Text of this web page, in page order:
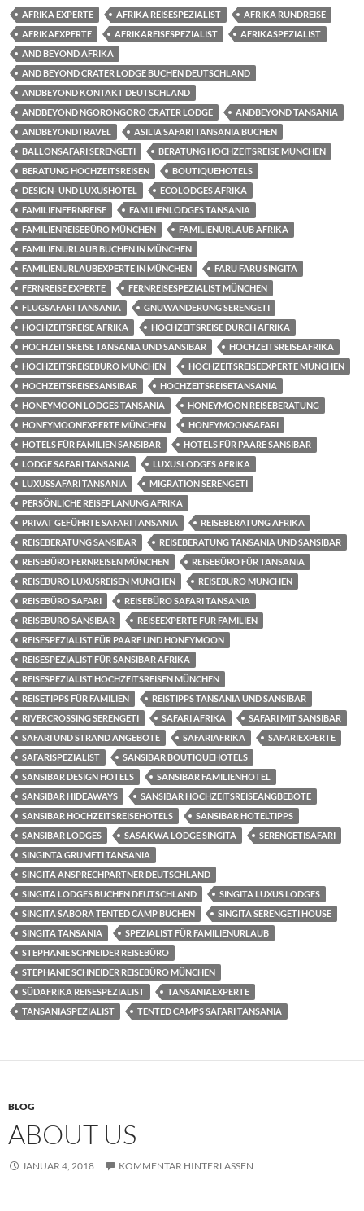
AFRIKA EXPERTE AFRIKA REISESPEZIALIST
AFRIKA RUNDREISE
AFRIKAEXPERTE
AFRIKAREISESPEZIALIST
AFRIKASPEZIALIST
AND BEYOND AFRIKA
AND BEYOND CRATER LODGE BUCHEN DEUTSCHLAND
ANDBEYOND KONTAKT DEUTSCHLAND
ANDBEYOND NGORONGORO CRATER LODGE
ANDBEYOND TANSANIA
ANDBEYONDTRAVEL
ASILIA SAFARI TANSANIA BUCHEN
BALLONSAFARI SERENGETI
BERATUNG HOCHZEITSREISE MÜNCHEN
BERATUNG HOCHZEITSREISEN
BOUTIQUEHOTELS
DESIGN- UND LUXUSHOTEL
ECOLODGES AFRIKA
FAMILIENFERNREISE
FAMILIENLODGES TANSANIA
FAMILIENREISEBÜRO MÜNCHEN
FAMILIENURLAUB AFRIKA
FAMILIENURLAUB BUCHEN IN MÜNCHEN
FAMILIENURLAUBEXPERTE IN MÜNCHEN
FARU FARU SINGITA
FERNREISE EXPERTE
FERNREISESPEZIALIST MÜNCHEN
FLUGSAFARI TANSANIA
GNUWANDERUNG SERENGETI
HOCHZEITSREISE AFRIKA
HOCHZEITSREISE DURCH AFRIKA
HOCHZEITSREISE TANSANIA UND SANSIBAR
HOCHZEITSREISEAFRIKA
HOCHZEITSREISEBÜRO MÜNCHEN
HOCHZEITSREISEEXPERTE MÜNCHEN
HOCHZEITSREISESANSIBAR
HOCHZEITSREISETANSANIA
HONEYMOON LODGES TANSANIA
HONEYMOON REISEBERATUNG
HONEYMOONEXPERTE MÜNCHEN
HONEYMOONSAFARI
HOTELS FÜR FAMILIEN SANSIBAR
HOTELS FÜR PAARE SANSIBAR
LODGE SAFARI TANSANIA
LUXUSLODGES AFRIKA
LUXUSSAFARI TANSANIA
MIGRATION SERENGETI
PERSÖNLICHE REISEPLANUNG AFRIKA
PRIVAT GEFÜHRTE SAFARI TANSANIA
REISEBERATUNG AFRIKA
REISEBERATUNG SANSIBAR
REISEBERATUNG TANSANIA UND SANSIBAR
REISEBÜRO FERNREISEN MÜNCHEN
REISEBÜRO FÜR TANSANIA
REISEBÜRO LUXUSREISEN MÜNCHEN
REISEBÜRO MÜNCHEN
REISEBÜRO SAFARI
REISEBÜRO SAFARI TANSANIA
REISEBÜRO SANSIBAR
REISEEXPERTE FÜR FAMILIEN
REISESPEZIALIST FÜR PAARE UND HONEYMOON
REISESPEZIALIST FÜR SANSIBAR AFRIKA
REISESPEZIALIST HOCHZEITSREISEN MÜNCHEN
REISETIPPS FÜR FAMILIEN
REISTIPPS TANSANIA UND SANSIBAR
RIVERCROSSING SERENGETI
SAFARI AFRIKA
SAFARI MIT SANSIBAR
SAFARI UND STRAND ANGEBOTE
SAFARIAFRIKA
SAFARIEXPERTE
SAFARISPEZIALIST
SANSIBAR BOUTIQUEHOTELS
SANSIBAR DESIGN HOTELS
SANSIBAR FAMILIENHOTEL
SANSIBAR HIDEAWAYS
SANSIBAR HOCHZEITSREISEANGBEBOTE
SANSIBAR HOCHZEITSREISEHOTELS
SANSIBAR HOTELTIPPS
SANSIBAR LODGES
SASAKWA LODGE SINGITA
SERENGETISAFARI
SINGINTA GRUMETI TANSANIA
SINGITA ANSPRECHPARTNER DEUTSCHLAND
SINGITA LODGES BUCHEN DEUTSCHLAND
SINGITA LUXUS LODGES
SINGITA SABORA TENTED CAMP BUCHEN
SINGITA SERENGETI HOUSE
SINGITA TANSANIA
SPEZIALIST FÜR FAMILIENURLAUB
STEPHANIE SCHNEIDER REISEBÜRO
STEPHANIE SCHNEIDER REISEBÜRO MÜNCHEN
SÜDAFRIKA REISESPEZIALIST
TANSANIAEXPERTE
TANSANIASPEZIALIST
TENTED CAMPS SAFARI TANSANIA
BLOG
ABOUT US
JANUAR 4, 2018 KOMMENTAR HINTERLASSEN